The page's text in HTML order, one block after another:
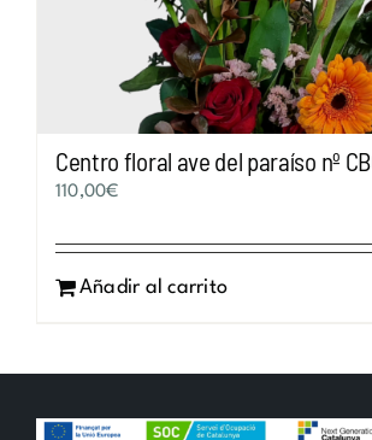
Centro floral ave del paraíso nº
110,00€
Añadir al carrito